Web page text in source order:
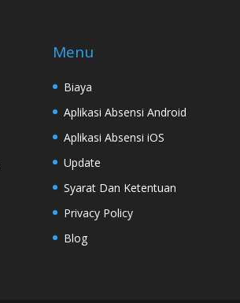
Menu
Biaya
Aplikasi Absensi Android
Aplikasi Absensi iOS
Update
Syarat Dan Ketentuan
Privacy Policy
Blog